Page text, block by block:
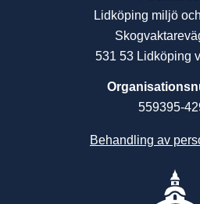
Lidköping miljö
531 53 Lidköping
559395-
Behandling av